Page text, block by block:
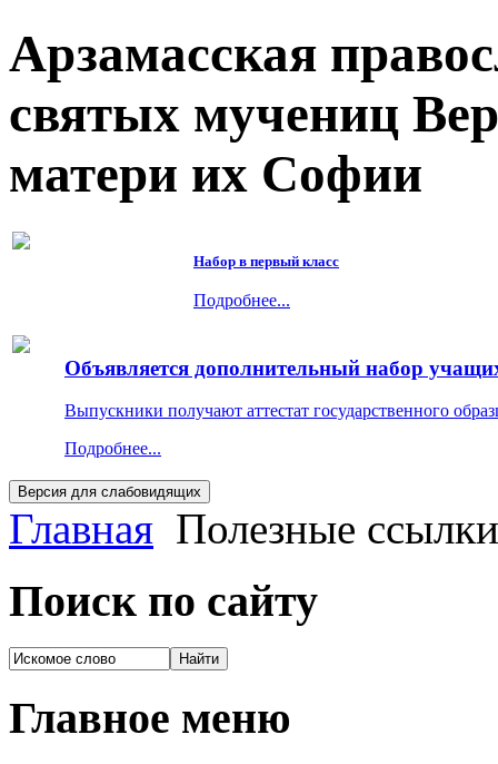
Арзамасская
святых мучениц
матери их Софии
Набор в первый класс
Подробнее...
Объявляется дополнительный набор
Выпускники получают аттестат государственного
Подробнее...
Главная Полезные ссылки
Поиск по сайту
Главное меню